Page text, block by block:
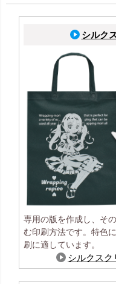
シルク
専用の版を作成し、そ
む印刷方法です。特色
刷に適しています。
シルクスク